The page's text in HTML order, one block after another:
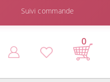
Suivi commande
0